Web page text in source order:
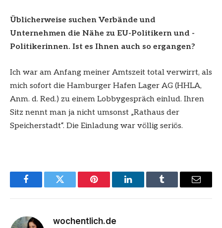
Üblicherweise suchen Verbände und
Unternehmen die Nähe zu EU-Politikern und -
Politikerinnen. Ist es Ihnen auch so ergangen?
Ich war am Anfang meiner Amtszeit total verwirrt, als
mich sofort die Hamburger Hafen Lager AG (HHLA,
Anm. d. Red.) zu einem Lobbygespräch einlud. Ihren
Sitz nennt man ja nicht umsonst „Rathaus der
Speicherstadt“. Die Einladung war völlig seriös.
FacebookTwitter Pinterest LinkedInTumblr Email
wochentlich.de